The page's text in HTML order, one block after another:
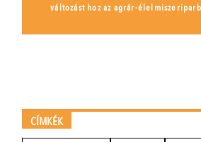
változást hoz az agrár-
CÍMKÉK